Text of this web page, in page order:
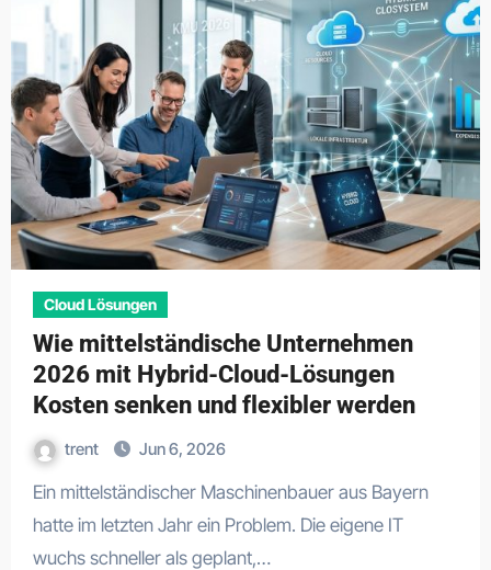
Cloud Lösungen
Wie mittelständische Unternehmen
2026 mit Hybrid-Cloud-Lösungen
Kosten senken und flexibler werden
trent Jun 6, 2026
Ein mittelständischer Maschinenbauer aus Bayern
hatte im letzten Jahr ein Problem. Die eigene IT
wuchs schneller als geplant,…